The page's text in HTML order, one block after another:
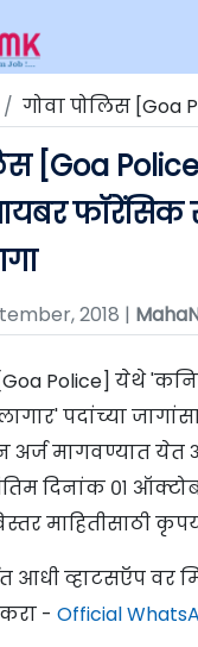
गोवा पोलिस [Goa Police] येथे 'कनिष्ठ
[Goa
फॉरेंसिक
2018 |
Police] येथे
पदांच्या
अर्ज मागवण्यात येत
दिनांक ०१
माहितीसाठी
आधी व्हाटसऍप वर
- Official